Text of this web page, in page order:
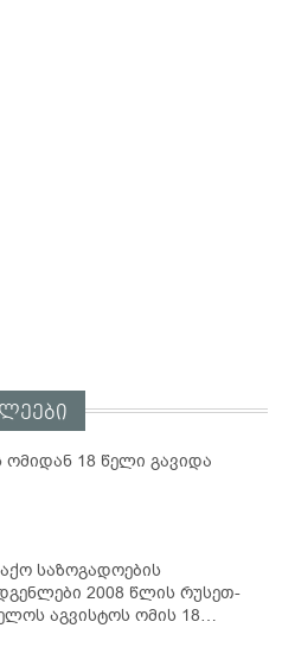
ომიდან 18 წელი გავიდა
საზოგადოების
2008 წლის რუსეთ-
აგვისტოს ომის 18
დაკავშირებით ერთობლივ